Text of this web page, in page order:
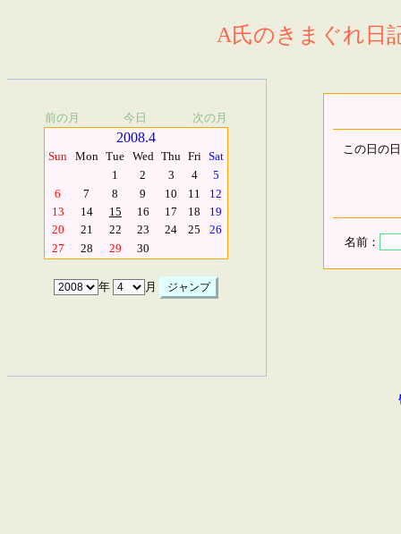
A氏のきまぐれ日
前の月 今日 次の月
2008.4
Sun Mon Tue Wed Thu Fri Sat
1
2 3 4
5
6
7 8 9 10 11
12
13
14 15 16 17 18
19
20
21 22 23 24 25
26
27
28 29 30
年 月
この日の
名前：